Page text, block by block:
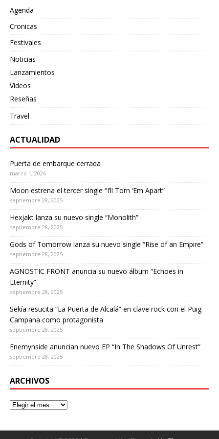
Agenda
Cronicas
Festivales
Noticias
Lanzamientos
Videos
Reseñas
Travel
ACTUALIDAD
Puerta de embarque cerrada
marzo 1, 2026
Moon estrena el tercer single “I’ll Torn ‘Em Apart”
septiembre 28, 2025
Hexjakt lanza su nuevo single “Monolith”
septiembre 28, 2025
Gods of Tomorrow lanza su nuevo single “Rise of an Empire”
septiembre 28, 2025
AGNOSTIC FRONT anuncia su nuevo álbum “Echoes in
Eternity”
septiembre 28, 2025
Sekía resucita “La Puerta de Alcalá” en clave rock con el Puig
Campana como protagonista
septiembre 28, 2025
Enemynside anuncian nuevo EP “In The Shadows Of Unrest”
septiembre 28, 2025
ARCHIVOS